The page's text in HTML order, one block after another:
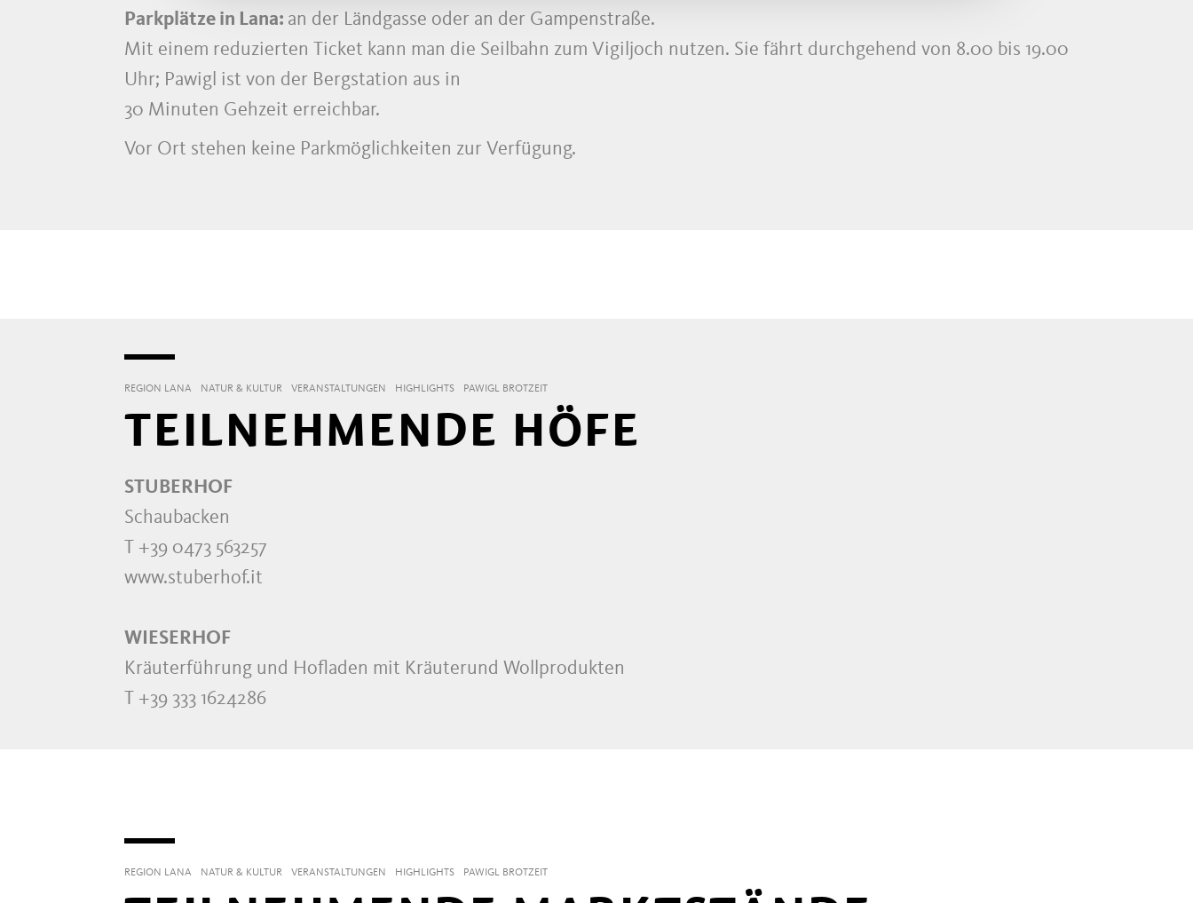
Parkplätze in Lana: an der Ländgasse oder an der Gampenstraße.
Mit einem reduzierten Ticket kann man die Seilbahn zum Vigiljoch nutzen. Sie fährt durchgehend von 8.00 bis 19.00
Uhr; Pawigl ist von der Bergstation aus in
30 Minuten Gehzeit erreichbar.
Vor Ort stehen keine Parkmöglichkeiten zur Verfügung.
REGION LANA NATUR & KULTUR VERANSTALTUNGEN HIGHLIGHTS PAWIGL BROTZEIT
TEILNEHMENDE HÖFE
STUBERHOF
Schaubacken
T +39 0473 563257
www.stuberhof.it
WIESERHOF
Kräuterführung und Hofladen mit Kräuterund Wollprodukten
T +39 333 1624286
REGION LANA NATUR & KULTUR VERANSTALTUNGEN HIGHLIGHTS PAWIGL BROTZEIT